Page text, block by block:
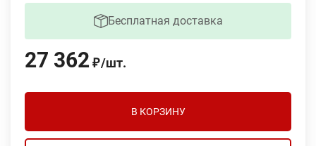
Бесплатная доставка
27 362 ₽/шт.
В КОРЗИНУ